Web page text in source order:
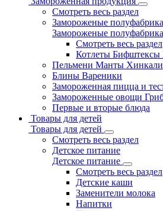
Смотреть весь раздел
Замороженые
Замороженые
Смотреть весь раздел
Котлеты Бифштексы
Пельмени Манты Хинкали
Блины Вареники
Замороженная пицца и
Замороженные овощи
Первые и вторые блюда
Товары для детей
Товары для детей
Смотреть весь раздел
Детское питание
Детское питание
Смотреть весь раздел
Детские каши
Заменители молока
Напитки